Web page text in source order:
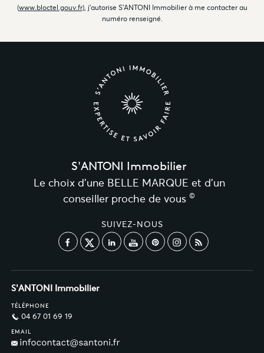
(www.bloctel.gouv.fr), j'autorise S'ANTONI Immobilier à me contacter au
numéro renseigné.
S'ANTONI Immobilier
Le choix d’une BELLE MARQUE et d’un
conseiller proche de vous ©
SUIVEZ-NOUS
S'ANTONI Immobilier
TÉLÉPHONE
04 67 01 69 19
EMAIL